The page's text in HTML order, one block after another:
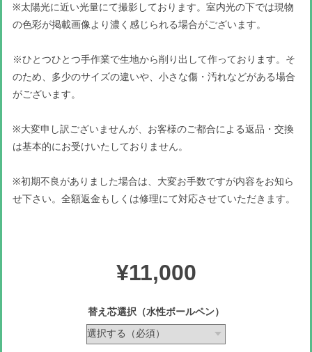
※太陽光に近い光量にて撮影しております。室内光の下では現物
の色彩が掲載画像より濃く感じられる場合がございます。
※ひとつひとつ手作業で生地から削り出して作っております。そ
のため、多少のサイズの違いや、小さな傷・汚れなどがある場合
がございます。
※大変申し訳ございませんが、お客様のご都合による返品・交換
は基本的にお受けいたしておりません。
※初期不良がありました場合は、大変お手数ですが内容をお知ら
せ下さい。全額返金もしくは修理にて対応させていただきます。
¥11,000
替え芯選択（水性ボールペン）